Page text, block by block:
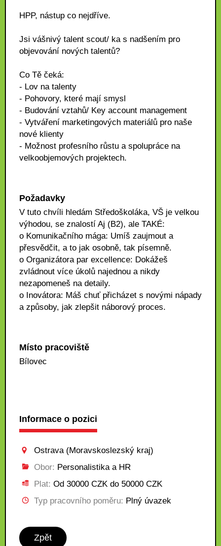
HPP, nástup co nejdříve.
Jsi vášnivý talent scout/ ka s nadšením pro
objevování nových talentů?
Co Tě čeká:
- Lov na talenty
- Pohovory, které mají smysl
- Budování vztahů/ Key account management
- Vytváření marketingových materiálů pro naše
nové klienty
- Možnost profesního růstu a spolupráce na
velkoobjemových projektech.
Požadavky
V tuto chvíli hledám Středoškoláka, VŠ je velkou
výhodou, se znalostí Aj (B2), ale TAKÉ:
o Komunikačního mága: Umíš zaujmout a
přesvědčit, a to jak osobně, tak písemně.
o Organizátora par excellence: Dokážeš
zvládnout více úkolů najednou a nikdy
nezapomeneš na detaily.
o Inovátora: Máš chuť přicházet s novými nápady
a způsoby, jak zlepšit náborový proces.
Místo pracoviště
Bílovec
Informace o pozici
Ostrava (Moravskoslezský kraj)
Obor: Personalistika a HR
Plat: Od 30000 CZK do 50000 CZK
Typ pracovního poměru: Plný úvazek
Zpět